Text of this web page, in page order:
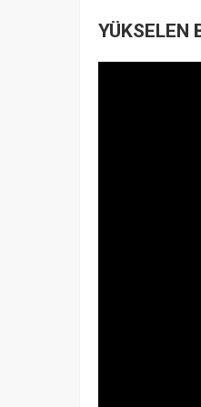
YÜKSELEN